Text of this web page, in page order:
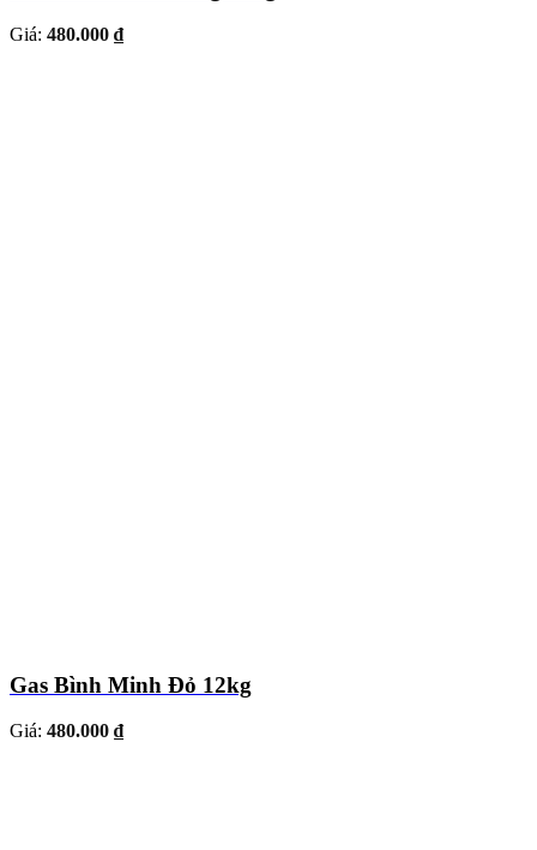
Giá: 480.000 ₫
Gas Bình Minh Đỏ 12kg
Giá: 480.000 ₫